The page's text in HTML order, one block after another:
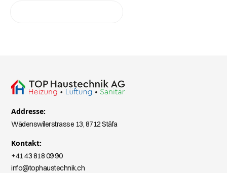
Addresse:
Wädenswilerstrasse 13, 8712 Stäfa
Kontakt:
+41 43 818 09 90
info@tophaustechnik.ch